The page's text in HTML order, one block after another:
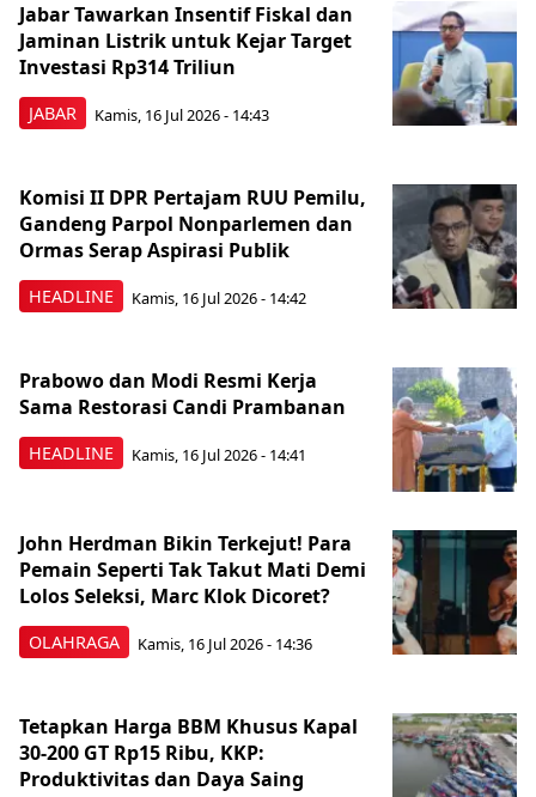
JABAR
Jabar Tawarkan Insentif Fiskal dan
Jaminan Listrik untuk Kejar Target
Investasi Rp314 Triliun
Kamis, 16 Jul 2026 - 14:43
HEADLINE
Komisi II DPR Pertajam RUU Pemilu,
Gandeng Parpol Nonparlemen dan
Ormas Serap Aspirasi Publik
Kamis, 16 Jul 2026 - 14:42
HEADLINE
Prabowo dan Modi Resmi Kerja
Sama Restorasi Candi Prambanan
Kamis, 16 Jul 2026 - 14:41
OLAHRAGA
John Herdman Bikin Terkejut! Para
Pemain Seperti Tak Takut Mati Demi
Lolos Seleksi, Marc Klok Dicoret?
Kamis, 16 Jul 2026 - 14:36
Tetapkan Harga BBM Khusus Kapal
30-200 GT Rp15 Ribu, KKP:
Produktivitas dan Daya Saing